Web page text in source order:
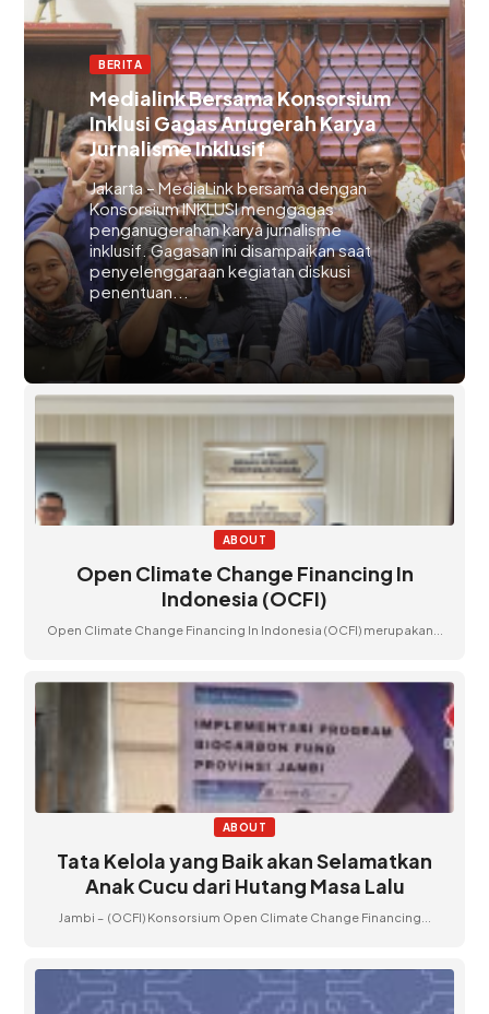
BERITA
Medialink Bersama Konsorsium
Inklusi Gagas Anugerah Karya
Jurnalisme Inklusif
Jakarta – MediaLink bersama dengan
Konsorsium INKLUSI menggagas
penganugerahan karya jurnalisme
inklusif. Gagasan ini disampaikan saat
penyelenggaraan kegiatan diskusi
penentuan...
ABOUT
Open Climate Change Financing In
Indonesia (OCFI)
Open Climate Change Financing In Indonesia (OCFI) merupakan...
ABOUT
Tata Kelola yang Baik akan Selamatkan
Anak Cucu dari Hutang Masa Lalu
Jambi – (OCFI) Konsorsium Open Climate Change Financing...